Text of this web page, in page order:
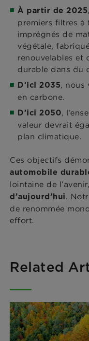
À partir de 2025
premiers filtres à
imprégnés de
végétale,
renouvelables et
durable dans du
D’ici 2035, nous
en carbone.
D’ici 2050,
valeur devrait
plan climatique.
Ces objectifs
automobile
lointaine de
d’aujourd’hui.
de renommée
effort.
Related